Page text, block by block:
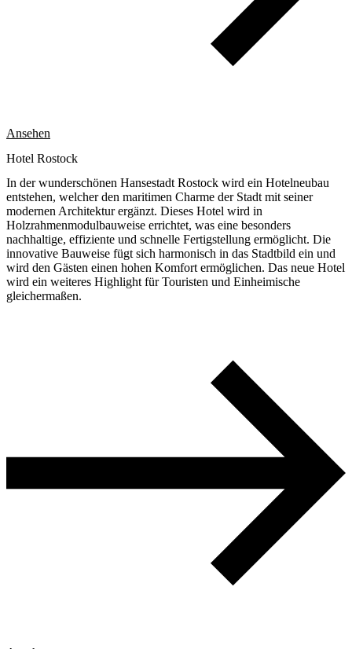
Ansehen
Hotel Rostock
In der wunderschönen Hansestadt Rostock wird ein Hotelneubau
entstehen, welcher den maritimen Charme der Stadt mit seiner
modernen Architektur ergänzt. Dieses Hotel wird in
Holzrahmenmodulbauweise errichtet, was eine besonders
nachhaltige, effiziente und schnelle Fertigstellung ermöglicht. Die
innovative Bauweise fügt sich harmonisch in das Stadtbild ein und
wird den Gästen einen hohen Komfort ermöglichen. Das neue Hotel
wird ein weiteres Highlight für Touristen und Einheimische
gleichermaßen.